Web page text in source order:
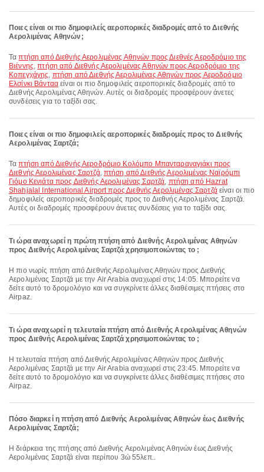
Ποιες είναι οι πιο δημοφιλείς αεροπορικές διαδρομές από το Διεθνής
Αερολιμένας Αθηνών;
Ταπτήση από Διεθνής Αερολιμένας Αθηνών προς Διεθνές Αεροδρόμιο της
Βιέννης,πτήση από Διεθνής Αερολιμένας Αθηνών προς Αεροδρόμιο της
Κοπεγχάγης, πτήση από Διεθνής Αερολιμένας Αθηνών προς Αεροδρόμιο
Ελσίνκι Βάντααείναι οι πιο δημοφιλείς αεροπορικές διαδρομές από το
Διεθνής Αερολιμένας Αθηνών. Αυτές οι διαδρομές προσφέρουν άνετες
συνδέσεις για το ταξίδι σας.
Ποιες είναι οι πιο δημοφιλείς αεροπορικές διαδρομές προς το Διεθνής
Αερολιμένας Σαρτζά;
Ταπτήση από Διεθνής Αεροδρόμιο Κολόμπο Μπανταραναγιάκι προς
Διεθνής Αερολιμένας Σαρτζά, πτήση από Διεθνής Αερολιμένας Ναϊρόμπι
Γιόμο Κενιάτα προς Διεθνής Αερολιμένας Σαρτζά, πτήση από Hazrat
Shahjalal International Airport προς Διεθνής Αερολιμένας Σαρτζάείναι οι πιο
δημοφιλείς αεροπορικές διαδρομές προς το Διεθνής Αερολιμένας Σαρτζά.
Αυτές οι διαδρομές προσφέρουν άνετες συνδέσεις για το ταξίδι σας.
Τι ώρα αναχωρεί η πρώτη πτήση από Διεθνής Αερολιμένας Αθηνών
προς Διεθνής Αερολιμένας Σαρτζά χρησιμοποιώντας το ;
Η πιο νωρίς πτήση από Διεθνής Αερολιμένας Αθηνών προς Διεθνής
Αερολιμένας Σαρτζά με την Air Arabia αναχωρεί στις 14:05. Μπορείτε να
δείτε αυτό το δρομολόγιο και να συγκρίνετε άλλες διαθέσιμες πτήσεις στο
Airpaz.
Τι ώρα αναχωρεί η τελευταία πτήση από Διεθνής Αερολιμένας Αθηνών
προς Διεθνής Αερολιμένας Σαρτζά χρησιμοποιώντας το ;
Η τελευταία πτήση από Διεθνής Αερολιμένας Αθηνών προς Διεθνής
Αερολιμένας Σαρτζά με την Air Arabia αναχωρεί στις 23:45. Μπορείτε να
δείτε αυτό το δρομολόγιο και να συγκρίνετε άλλες διαθέσιμες πτήσεις στο
Airpaz.
Πόσο διαρκεί η πτήση από Διεθνής Αερολιμένας Αθηνών έως Διεθνής
Αερολιμένας Σαρτζά;
Η διάρκεια της πτήσης από Διεθνής Αερολιμένας Αθηνών έως Διεθνής
Αερολιμένας Σαρτζά είναι περίπου 3ώ 55λεπ..